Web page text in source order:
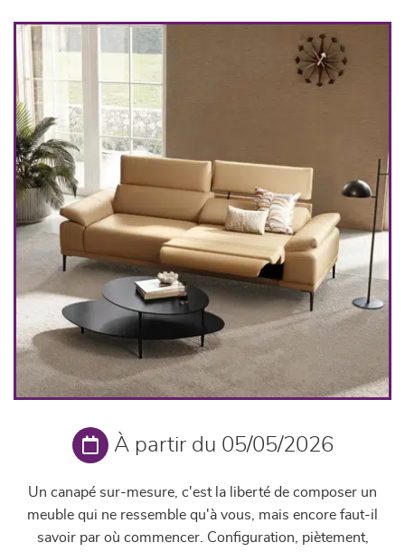
literie
décoration
À partir du 05/05/2026
Un canapé sur-mesure, c'est la liberté de composer un
meuble qui ne ressemble qu'à vous, mais encore faut-il
savoir par où commencer. Configuration, piètement,